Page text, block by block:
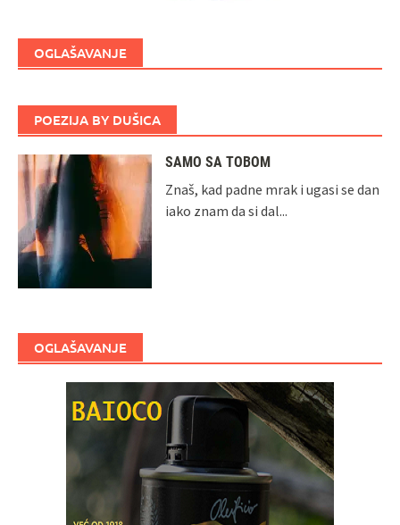
OGLAŠAVANJE
POEZIJA BY DUŠICA
SAMO SA TOBOM
Znaš, kad padne mrak i ugasi se dan
iako znam da si dal...
OGLAŠAVANJE